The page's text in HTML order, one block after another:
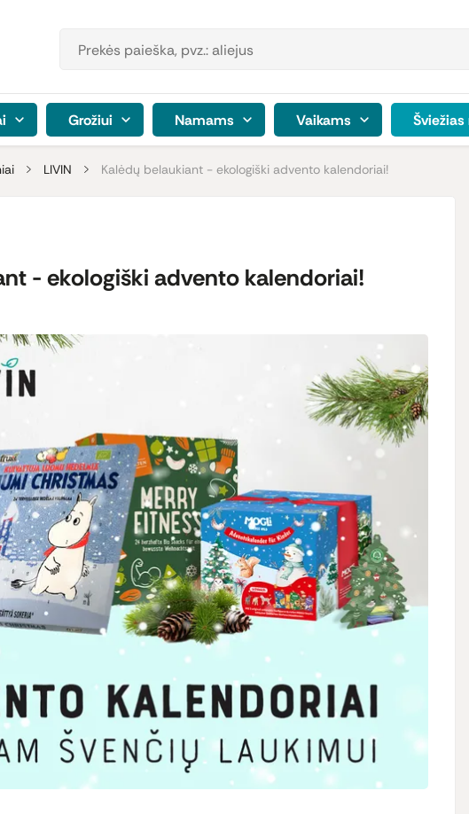
Grožiui Namams Vaikams
LIVIN Kalėdų belaukiant - ekologiški advento kalendoriai!
- ekologiški advento kalendoriai!